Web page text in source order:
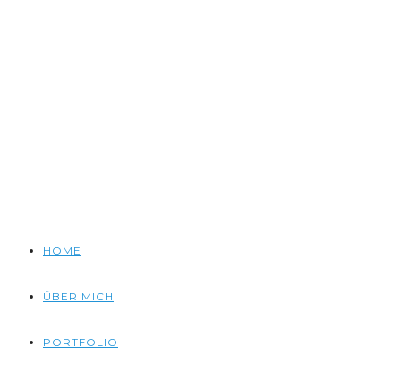
HOME
ÜBER MICH
PORTFOLIO